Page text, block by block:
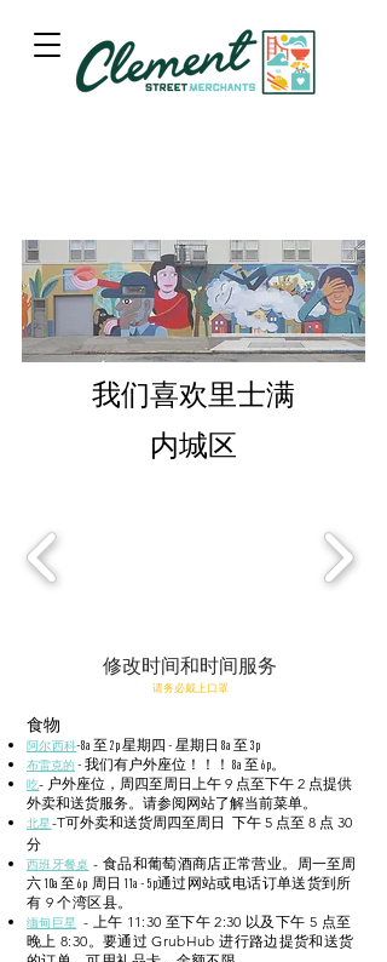
修改时间和时间服务
请务必戴上口罩
食物
阿尔西科-8a 至 2p 星期四 - 星期日 8a 至 3p
布雷克的 - 我们有户外座位！！！ 8a 至 6p。
吃- 户外座位，周四至周日上午 9 点至下午 2 点提供
外卖和送货服务。请参阅网站了解当前菜单。
北星-T可外卖和送货周四至周日 下午 5 点至 8 点 30
分
西班牙餐桌 - 食品和葡萄酒商店正常营业。
周一至周
六 10a 至 6p 周日 11a - 5p通过网站或电话订单送货到所
有 9 个湾区县。
缅甸巨星 - 上午 11:30 至下午 2:30 以及下午 5 点至
晚上 8:30。要通过 GrubHub 进行路边提货和送货
我们喜欢里士满
内城区